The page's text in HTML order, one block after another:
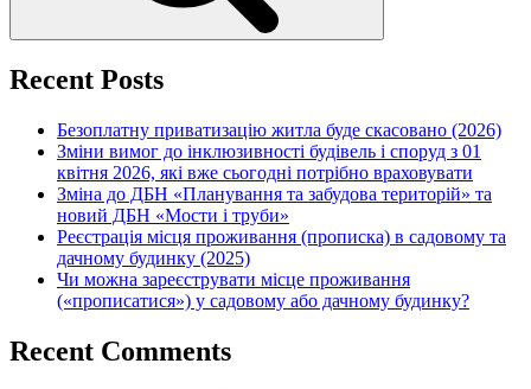
Recent Posts
Безоплатну приватизацію житла буде скасовано (2026)
Зміни вимог до інклюзивності будівель і споруд з 01
квітня 2026, які вже сьогодні потрібно враховувати
Зміна до ДБН «Планування та забудова територій» та
новий ДБН «Мости і труби»
Реєстрація місця проживання (прописка) в садовому та
дачному будинку (2025)
Чи можна зареєструвати місце проживання
(«прописатися») у садовому або дачному будинку?
Recent Comments